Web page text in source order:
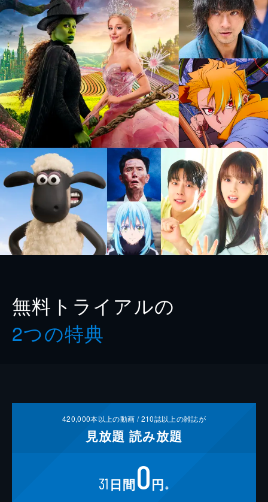
無料トライアルの
2つの特典
420,000本以上の動画 /210誌以上の雑誌が
見放題 読み放題
31 日間0円 ※